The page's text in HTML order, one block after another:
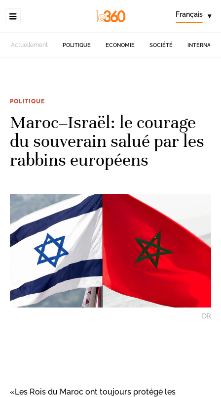
Français ▾
Actuellement POLITIQUE ECONOMIE SOCIÉTÉ
POLITIQUE
Maroc–Israël: le courage
du souverain salué par les
rabbins européens
DR
«Les Rois du Maroc ont toujours protégé les